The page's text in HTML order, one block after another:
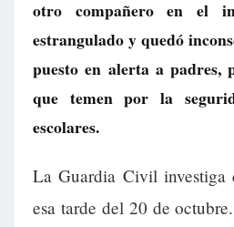
otro compañero en el
estrangulado y quedó
puesto en alerta a padres,
que temen por la
escolares.
La Guardia Civil investiga
esa tarde del 20 de